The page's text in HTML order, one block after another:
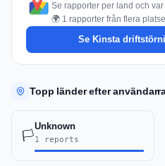
Se rapporter per land och
🌍 1 rapporter från flera
Se Kinsta
Topp länder efter
🏳️
Unknown
1 reports